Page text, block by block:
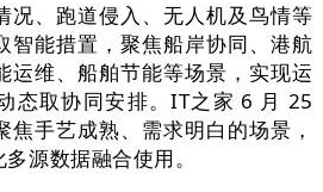
、跑道侵入、无人机及鸟情等
智能措置，聚焦船岸协同、港航
运维、船舶节能等场景，实现运
态取协同安排。IT之家 6 月 25
焦手艺成熟、需求明白的场景，
源数据融合使用。